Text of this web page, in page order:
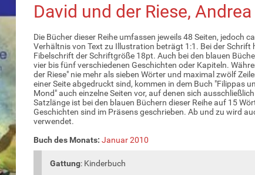
David und der Riese,
Die Bücher dieser Reihe umfassen jeweils 48 Seiten, jedoch
Verhältnis von Text zu Illustration beträgt 1:1. Bei der Schrift
Fibelschrift der Schriftgröße 18pt. Auch bei den blauen
vier bis fünf verschiedenen Geschichten oder Kapiteln.
der Riese" nie mehr als sieben Wörter und maximal zwölf
einer Seite abgedruckt sind, kommen in dem Buch "Filippas
Mond" auch einzelne Seiten vor, auf denen sich
Satzlänge ist bei den blauen Büchern dieser Reihe auf 15
Geschichten sind im Präsens geschrieben. Ab und zu wird
verwendet.
Buch des Monats: Januar 2010
Gattung: Kinderbuch